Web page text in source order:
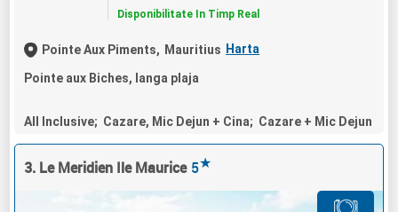
Disponibilitate In Timp Real
Pointe Aux Piments, Mauritius Harta
Pointe aux Biches, langa plaja
All Inclusive; Cazare, Mic Dejun + Cina; Cazare + Mic Dejun
3. Le Meridien Ile Maurice 5★